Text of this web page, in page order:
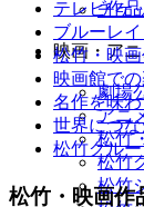
チケ
映画・ア
劇場
アニ
松竹
松竹
松竹
テレビ作
ブルーレ
松竹・映
映画館で
名作を味
世界につな
松竹グル
松竹・映画作